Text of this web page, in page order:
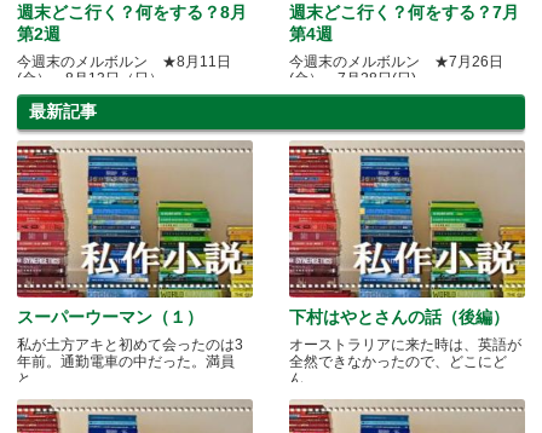
週末どこ行く？何をする？8月
第2週
今週末のメルボルン ★8月11日
(金）～8月13日（日）
週末どこ行く？何をする？7月
第4週
今週末のメルボルン ★7月26日
(金）～7月28日(日)
最新記事
スーパーウーマン（１）
私が土方アキと初めて会ったのは3
年前。通勤電車の中だった。満員
と.....
下村はやとさんの話（後編）
オーストラリアに来た時は、英語が
全然できなかったので、どこにど
ん.....